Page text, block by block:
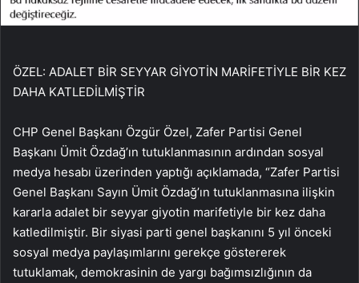
ÖZEL: ADALET BİR SEYYAR GİYOTİN MARİFETİYLE BİR KEZ
DAHA KATLEDİLMİŞTİR
CHP Genel Başkanı Özgür Özel, Zafer Partisi Genel
Başkanı Ümit Özdağ’ın tutuklanmasının ardından sosyal
medya hesabı üzerinden yaptığı açıklamada, “Zafer Partisi
Genel Başkanı Sayın Ümit Özdağ’ın tutuklanmasına ilişkin
kararla adalet bir seyyar giyotin marifetiyle bir kez daha
katledilmiştir. Bir siyasi parti genel başkanını 5 yıl önceki
sosyal medya paylaşımlarını gerekçe göstererek
tutuklamak, demokrasinin de yargı bağımsızlığının da